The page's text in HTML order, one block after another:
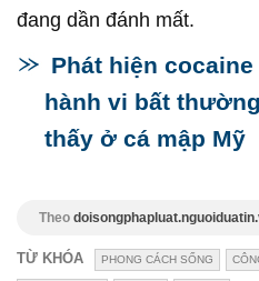
đang dần đánh mất.
Phát hiện
hành vi bất
thấy ở cá mập Mỹ
Theo
TỪ KHÓA PHONG CÁCH SỐNG